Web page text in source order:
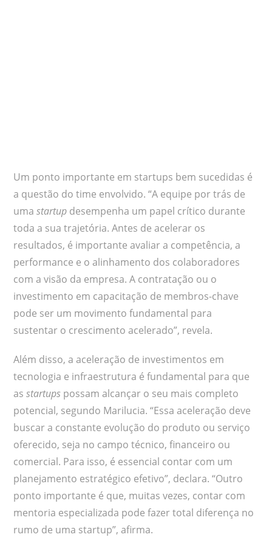
Um ponto importante em startups bem sucedidas é
a questão do time envolvido. “A equipe por trás de
umastartup desempenha um papel crítico durante
toda a sua trajetória. Antes de acelerar os
resultados, é importante avaliar a competência, a
performance e o alinhamento dos colaboradores
com a visão da empresa. A contratação ou o
investimento em capacitação de membros-chave
pode ser um movimento fundamental para
sustentar o crescimento acelerado”, revela.
Além disso, a aceleração de investimentos em
tecnologia e infraestrutura é fundamental para que
asstartups possam alcançar o seu mais completo
potencial, segundo Marilucia. “Essa aceleração deve
buscar a constante evolução do produto ou serviço
oferecido, seja no campo técnico, financeiro ou
comercial. Para isso, é essencial contar com um
planejamento estratégico efetivo”, declara. “Outro
ponto importante é que, muitas vezes, contar com
mentoria especializada pode fazer total diferença no
rumo de uma startup”, afirma.